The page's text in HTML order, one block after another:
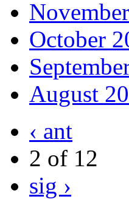
October
August
‹ ant
2 of 12
sig ›